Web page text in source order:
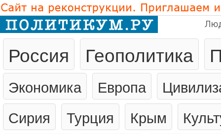
Россия Геополитика
Экономика Европа
Сирия
Турция Крым